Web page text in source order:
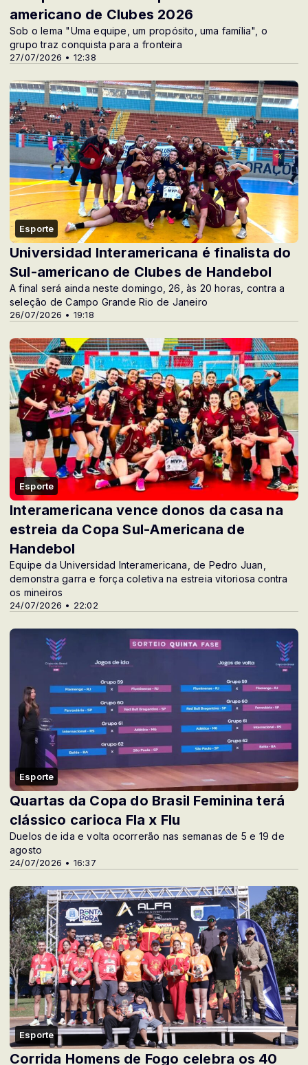
27/07/2026 • 12:38
americano de Clubes 2026
Sob o lema "Uma equipe, um propósito, uma família", o
grupo traz conquista para a fronteira
Esporte
26/07/2026 • 19:18
Universidad Interamericana é finalista do
Sul-americano de Clubes de Handebol
A final será ainda neste domingo, 26, às 20 horas, contra a
seleção de Campo Grande Rio de Janeiro
Esporte
24/07/2026 • 22:02
Interamericana vence donos da casa na
estreia da Copa Sul-Americana de
Handebol
Equipe da Universidad Interamericana, de Pedro Juan,
demonstra garra e força coletiva na estreia vitoriosa contra
os mineiros
Esporte
24/07/2026 • 16:37
Quartas da Copa do Brasil Feminina terá
clássico carioca Fla x Flu
Duelos de ida e volta ocorrerão nas semanas de 5 e 19 de
agosto
Esporte
Corrida Homens de Fogo celebra os 40